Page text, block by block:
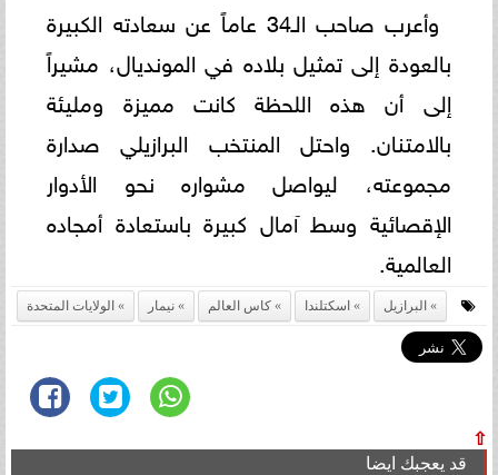
وأعرب صاحب الـ34 عاماً عن سعادته الكبيرة
بالعودة إلى تمثيل بلاده في المونديال، مشيراً
إلى أن هذه اللحظة كانت مميزة ومليئة
بالامتنان. واحتل المنتخب البرازيلي صدارة
مجموعته، ليواصل مشواره نحو الأدوار
الإقصائية وسط آمال كبيرة باستعادة أمجاده
العالمية.
البرازيل اسكتلندا كاس العالم نيمار الولايات المتحدة
⇧
قد يعجبك ايضا